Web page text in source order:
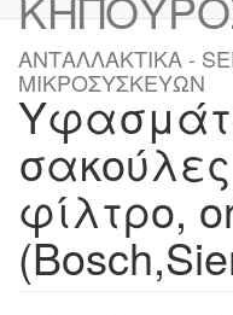
ΑΝΤΑΛΛΑΚΤΙΚΑ -
ΜΙΚΡΟΣΥΣΚΕΥΩΝ
φίλτρο,